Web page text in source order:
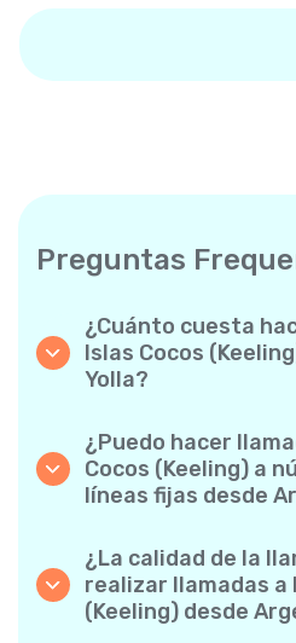
Preguntas
¿Cuánto cuesta
Islas Cocos
Yolla?
para llamadas a las
Simplemente consulta
recientes en la app:
sorpresas.
¿Puedo hacer
Cocos (Keeling) a
líneas fijas desde
móviles como a líneas
(Keeling) con facilidad.
¿La calidad de la
realizar llamadas a
(Keeling) desde